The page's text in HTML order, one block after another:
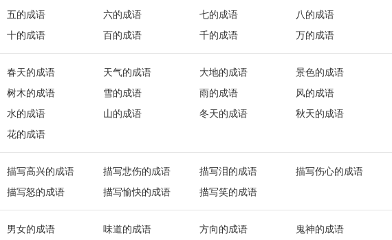
五的成语 六的成语 七的成语
八的成语
十的成语 百的成语 千的成语 万的成语
春天的成语 天气的成语 大地的成语
景色的成语
树木的成语 雪的成语 雨的成语
风的成语
水的成语 山的成语 冬天的成语
秋天的成语
花的成语
描写高兴的成语 描写悲伤的成语 描写泪的成语
描写伤心的成语
描写怒的成语 描写愉快的成语 描写笑的成语
男女的成语 味道的成语 方向的成语
鬼神的成语